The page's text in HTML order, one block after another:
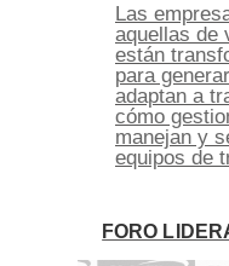
Las
aquellas de
están
para
adaptan a
cómo
manejan y
equipos de
FORO